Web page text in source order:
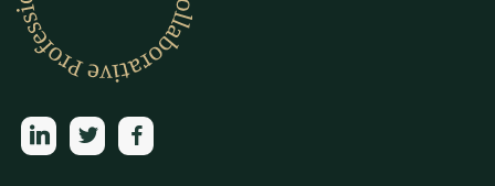
linkedintwitter facebook